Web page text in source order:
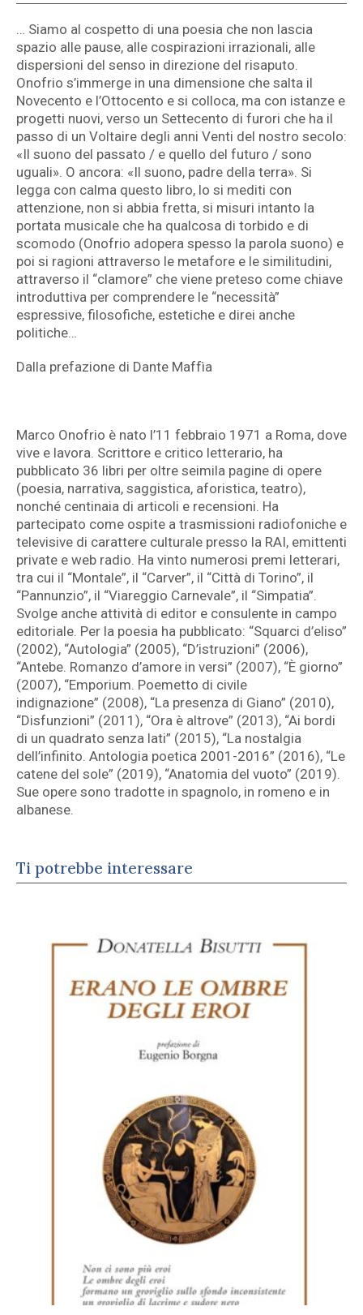
… Siamo al cospetto di una poesia che non lascia
spazio alle pause, alle cospirazioni irrazionali, alle
dispersioni del senso in direzione del risaputo.
Onofrio s’immerge in una dimensione che salta il
Novecento e l’Ottocento e si colloca, ma con istanze e
progetti nuovi, verso un Settecento di furori che ha il
passo di un Voltaire degli anni Venti del nostro secolo:
«Il suono del passato / e quello del futuro / sono
uguali». O ancora: «Il suono, padre della terra». Si
legga con calma questo libro, lo si mediti con
attenzione, non si abbia fretta, si misuri intanto la
portata musicale che ha qualcosa di torbido e di
scomodo (Onofrio adopera spesso la parola suono) e
poi si ragioni attraverso le metafore e le similitudini,
attraverso il “clamore” che viene preteso come chiave
introduttiva per comprendere le “necessità”
espressive, filosofiche, estetiche e direi anche
politiche…
Dalla prefazione di Dante Maffìa
Marco Onofrio è nato l’11 febbraio 1971 a Roma, dove
vive e lavora. Scrittore e critico letterario, ha
pubblicato 36 libri per oltre seimila pagine di opere
(poesia, narrativa, saggistica, aforistica, teatro),
nonché centinaia di articoli e recensioni. Ha
partecipato come ospite a trasmissioni radiofoniche e
televisive di carattere culturale presso la RAI, emittenti
private e web radio. Ha vinto numerosi premi letterari,
tra cui il “Montale”, il “Carver”, il “Città di Torino”, il
“Pannunzio”, il “Viareggio Carnevale”, il “Simpatia”.
Svolge anche attività di editor e consulente in campo
editoriale. Per la poesia ha pubblicato: “Squarci d’eliso”
(2002), “Autologia” (2005), “D’istruzioni” (2006),
“Antebe. Romanzo d’amore in versi” (2007), “È giorno”
(2007), “Emporium. Poemetto di civile
indignazione” (2008), “La presenza di Giano” (2010),
“Disfunzioni” (2011), “Ora è altrove” (2013), “Ai bordi
di un quadrato senza lati” (2015), “La nostalgia
dell’infinito. Antologia poetica 2001-2016” (2016), “Le
catene del sole” (2019), “Anatomia del vuoto” (2019).
Sue opere sono tradotte in spagnolo, in romeno e in
albanese.
Ti potrebbe interessare